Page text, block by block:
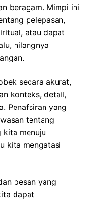
beragam. Mimpi ini
pelepasan,
atau dapat
hilangnya
secara akurat,
konteks, detail,
Penafsiran yang
tentang
kita menuju
kita mengatasi
pesan yang
dapat